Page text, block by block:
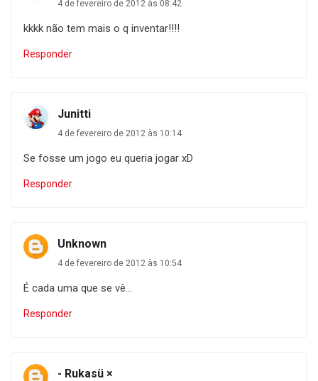
4 de fevereiro de 2012 às 08:42
kkkk não tem mais o q inventar!!!!
Responder
Junitti
4 de fevereiro de 2012 às 10:14
Se fosse um jogo eu queria jogar xD
Responder
Unknown
4 de fevereiro de 2012 às 10:54
É cada uma que se vê...
Responder
- Rukasü ×